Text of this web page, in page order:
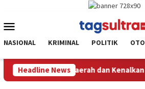
content
Menu
NASIONAL KRIMINAL POLITIK
Headline News
Budaya dan Adat Istiadat Bumi